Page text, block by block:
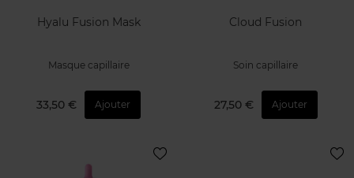
Hyalu Fusion Mask
Masque capillaire
33,50 € Ajouter
Cloud Fusion
Soin capillaire
27,50 € Ajouter